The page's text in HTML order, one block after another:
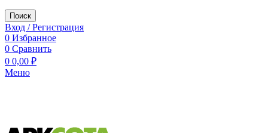
Поиск
Вход / Регистрация
0 Избранное
0 Сравнить
0 0,00 ₽
Меню